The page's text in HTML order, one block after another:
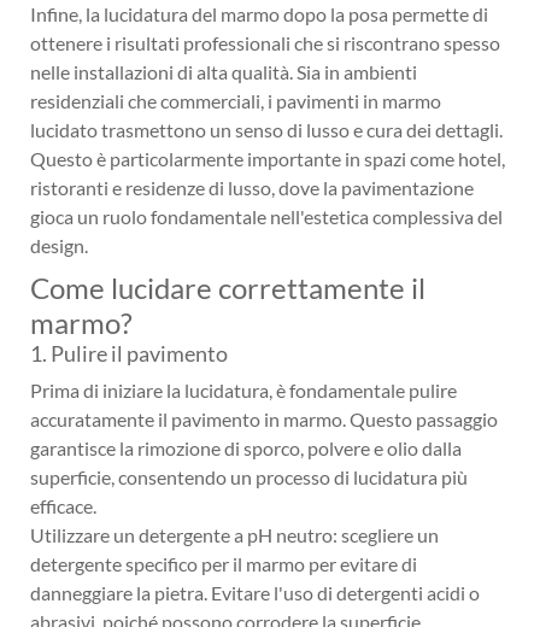
Infine, la lucidatura del marmo dopo la posa permette di
ottenere i risultati professionali che si riscontrano spesso
nelle installazioni di alta qualità. Sia in ambienti
residenziali che commerciali, i pavimenti in marmo
lucidato trasmettono un senso di lusso e cura dei dettagli.
Questo è particolarmente importante in spazi come hotel,
ristoranti e residenze di lusso, dove la pavimentazione
gioca un ruolo fondamentale nell'estetica complessiva del
design.
Come lucidare correttamente il
marmo?
1. Pulire il pavimento
Prima di iniziare la lucidatura, è fondamentale pulire
accuratamente il pavimento in marmo. Questo passaggio
garantisce la rimozione di sporco, polvere e olio dalla
superficie, consentendo un processo di lucidatura più
efficace.
Utilizzare un detergente a pH neutro: scegliere un
detergente specifico per il marmo per evitare di
danneggiare la pietra. Evitare l'uso di detergenti acidi o
abrasivi, poiché possono corrodere la superficie.